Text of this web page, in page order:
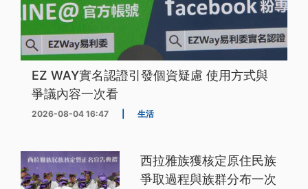
EZ WAY實名認證引發個資疑慮 使用方式與
爭議內容一次看
2026-08-04 16:47 生活
西拉雅族獲核定原住民族
爭取過程與族群分布一次